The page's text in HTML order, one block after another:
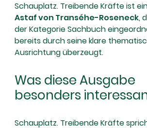
Schauplatz. Treibende Kräfte ist
Astaf von Transéhe-Roseneck,
der Kategorie Sachbuch
bereits durch seine klare
Ausrichtung überzeugt.
Was diese Ausgabe
besonders
Schauplatz. Treibende Kräfte